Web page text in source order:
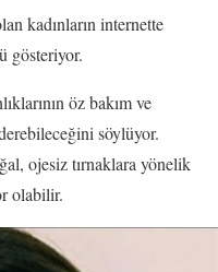
kadınların internette
gösteriyor.
öz bakım ve
söylüyor.
ojesiz tırnaklara yönelik
olabilir.